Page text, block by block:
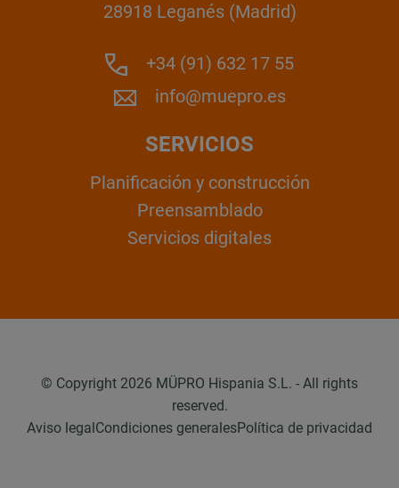
28918 Leganés (Madrid)
+34 (91) 632 17 55
info@muepro.es
SERVICIOS
Planificación y construcción
Preensamblado
Servicios digitales
© Copyright 2026 MÜPRO Hispania S.L. - All rights
reserved.
Aviso legalCondiciones generalesPolítica de privacidad